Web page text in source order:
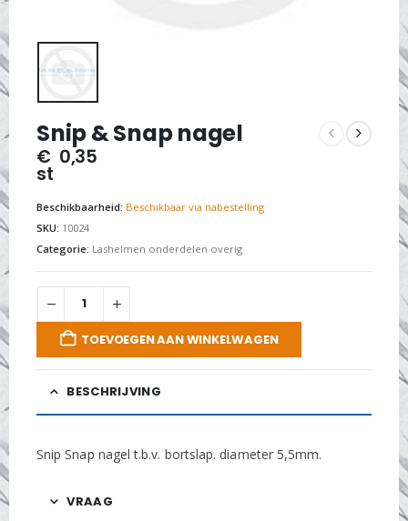
Snip & Snap nagel
€ 0,35
st
Beschikbaarheid: Beschikbaar via nabestelling
SKU: 10024
Categorie: Lashelmen onderdelen overig
TOEVOEGEN AAN WINKELWAGEN
BESCHRIJVING
Snip Snap nagel t.b.v. bortslap. diameter 5,5mm.
VRAAG